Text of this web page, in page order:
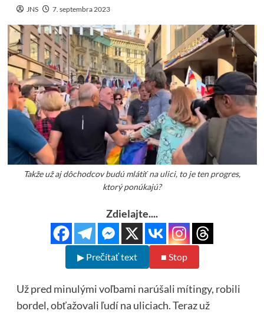
JNS 7. septembra 2023
Takže už aj dôchodcov budú mlátiť na ulici, to je ten progres,
ktorý ponúkajú?
Zdielajte....
▶ Prečítať text ■ Stop
Už pred minulými voľbami narúšali mítingy, robili
bordel, obťažovali ľudí na uliciach. Teraz už